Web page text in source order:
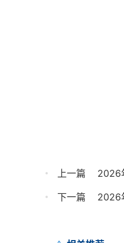
上一篇
2026
下一篇
2026